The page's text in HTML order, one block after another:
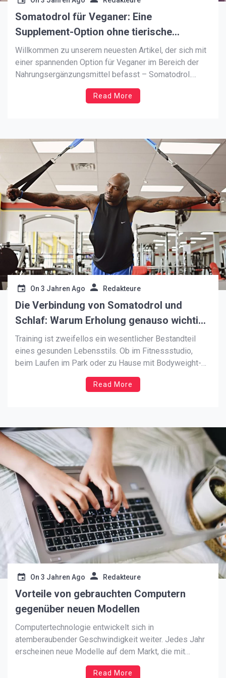
Somatodrol für Veganer: Eine
Supplement-Option ohne tierische
Inhaltsstoffe
Willkommen zu unserem neuesten Artikel, der sich mit
einer spannenden Option für Veganer im Bereich der
Nahrungsergänzungsmittel befasst – Somatodrol.
Wenn du auf der Suche nach einer Supplement-Option
ohne tierische Inhaltsstoffe bist, könnte Somatodrol
Read More
On 3 Jahren Ago Redakteure
Die Verbindung von Somatodrol und
Schlaf: Warum Erholung genauso wichtig
ist wie das Training selbst
Training ist zweifellos ein wesentlicher Bestandteil
eines gesunden Lebensstils. Ob im Fitnessstudio,
beim Laufen im Park oder zu Hause mit Bodyweight-
Übungen – körperliche Aktivität fördert nicht nur die
körperliche Gesundheit, sondern auch das allgemeine
Read More
On 3 Jahren Ago Redakteure
Vorteile von gebrauchten Computern
gegenüber neuen Modellen
Computertechnologie entwickelt sich in
atemberaubender Geschwindigkeit weiter. Jedes Jahr
erscheinen neue Modelle auf dem Markt, die mit
verlockenden Funktionen und beeindruckender
Leistung locken. Doch bedeutet das wirklich, dass ein
Read More